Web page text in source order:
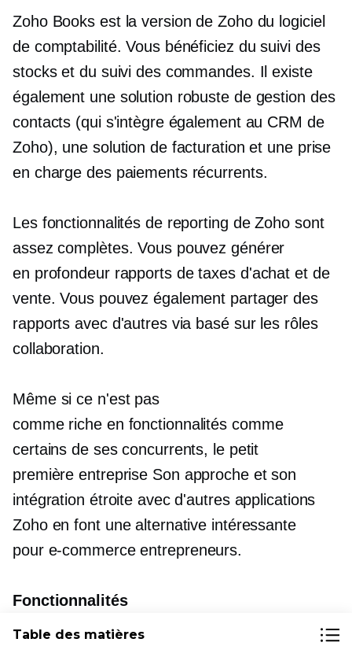
Zoho Books est la version de Zoho du logiciel
de comptabilité. Vous bénéficiez du suivi des
stocks et du suivi des commandes. Il existe
également une solution robuste de gestion des
contacts (qui s'intègre également au CRM de
Zoho), une solution de facturation et une prise
en charge des paiements récurrents.
Les fonctionnalités de reporting de Zoho sont
assez complètes. Vous pouvez générer
en profondeurrapports de taxes d'achat et de
vente. Vous pouvez également partager des
rapports avec d'autres via basé sur les rôles
collaboration.
Même si ce n'est pas
comme riche en fonctionnalités comme
certains de ses concurrents, le petit
première entreprise Son approche et son
intégration étroite avec d'autres applications
Zoho en font une alternative intéressante
pour e-commerceentrepreneurs.
Fonctionnalités
Fonctionne bien avec d'autres applications
Table des matières